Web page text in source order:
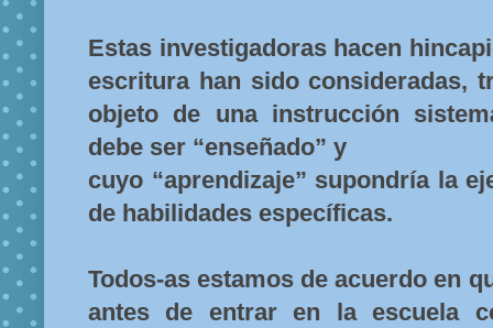
Estas investigadoras hacen
escritura han sido consideradas,
objeto de una instrucción
debe ser “enseñado” y
cuyo “aprendizaje” supondría la
de habilidades específicas.
Todos-as estamos de acuerdo en
antes de entrar en la escuela